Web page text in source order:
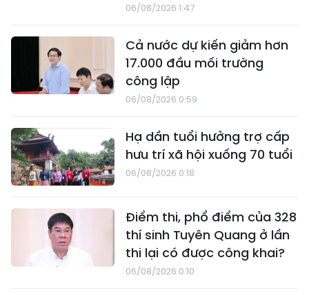
06/08/2026 1:47
Cả nước dự kiến giảm hơn
17.000 đầu mối trường
công lập
06/08/2026 0:59
Hạ dần tuổi hưởng trợ cấp
hưu trí xã hội xuống 70 tuổi
06/08/2026 0:18
Điểm thi, phổ điểm của 328
thí sinh Tuyên Quang ở lần
thi lại có được công khai?
06/08/2026 0:10